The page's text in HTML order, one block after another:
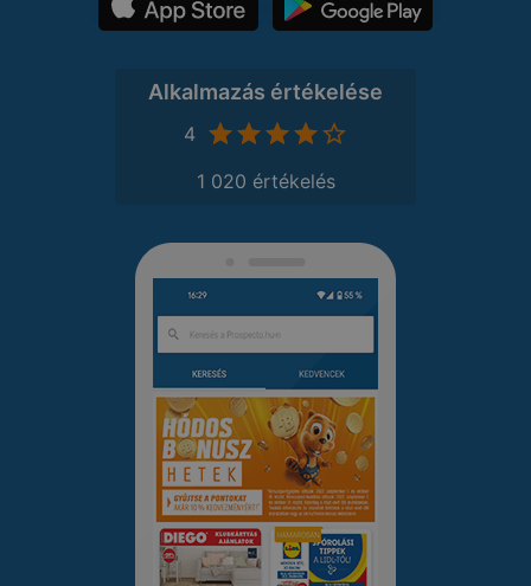
Alkalmazás értékelése
4
1 020 értékelés